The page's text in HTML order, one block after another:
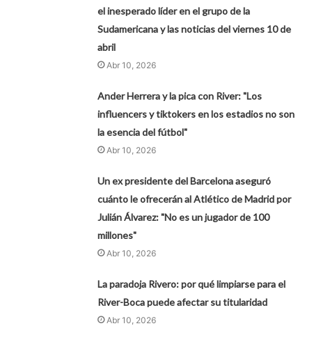
el inesperado líder en el grupo de la
Sudamericana y las noticias del viernes 10 de
abril
Abr 10, 2026
Ander Herrera y la pica con River: "Los
influencers y tiktokers en los estadios no son
la esencia del fútbol"
Abr 10, 2026
Un ex presidente del Barcelona aseguró
cuánto le ofrecerán al Atlético de Madrid por
Julián Álvarez: "No es un jugador de 100
millones"
Abr 10, 2026
La paradoja Rivero: por qué limpiarse para el
River-Boca puede afectar su titularidad
Abr 10, 2026